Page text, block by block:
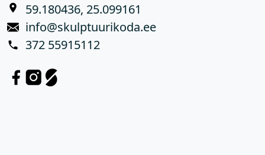
59.180436, 25.099161
info@skulptuurikoda.ee
372 55915112